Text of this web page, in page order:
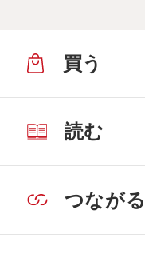
買う
読む
つながる